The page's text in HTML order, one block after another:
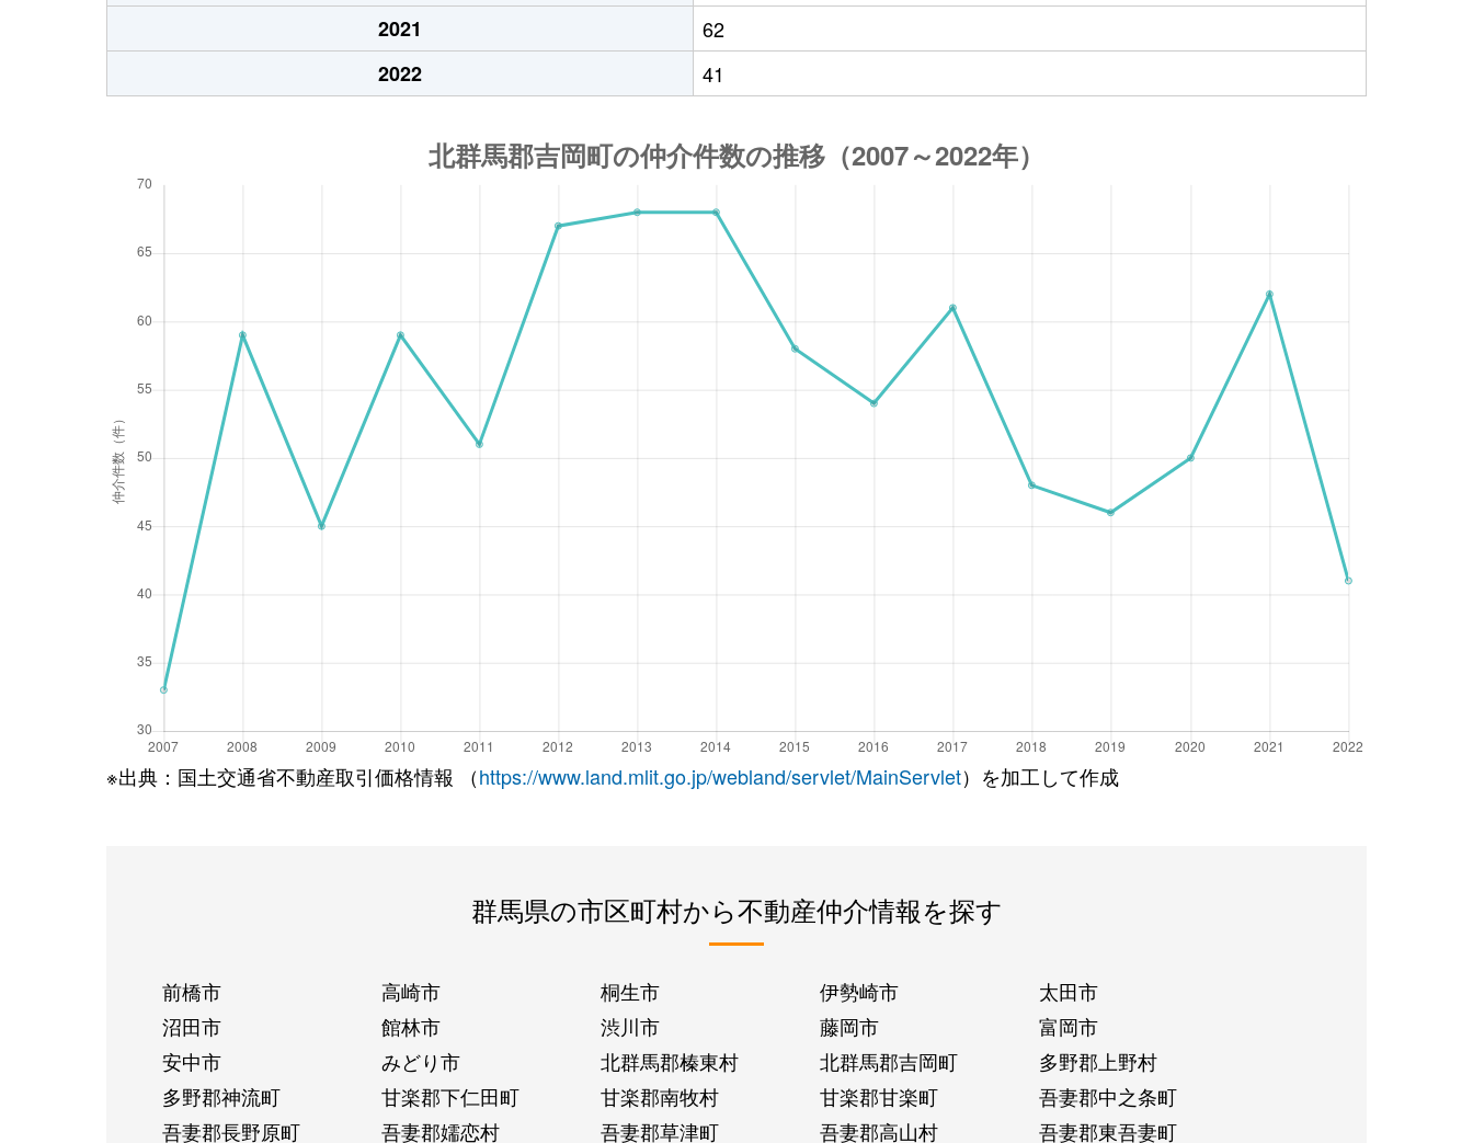
2021
62
2022
41
※出典：国土交通省不動産取引価格情報 （https://www.land.mlit.go.jp/webland/servlet/MainServlet）を加工して作成
群馬県の市区町村から不動産仲介情報を探す
前橋市 高崎市 桐生市 伊勢崎市
太田市
沼田市
館林市 渋川市 藤岡市
富岡市
安中市
みどり市 北群馬郡榛東村 北群馬郡吉岡町
多野郡上野村
多野郡神流町
甘楽郡下仁田町 甘楽郡南牧村 甘楽郡甘楽町
吾妻郡中之条町
吾妻郡長野原町
吾妻郡嬬恋村 吾妻郡草津町 吾妻郡高山村 吾妻郡東吾妻町